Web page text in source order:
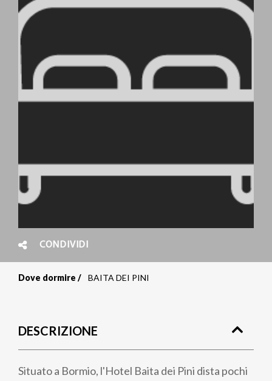
CONDIVIDI
pane
Dove dormire BAITA DEI PINI
DESCRIZIONE
Situato a Bormio, l'Hotel Baita dei Pini dista pochi